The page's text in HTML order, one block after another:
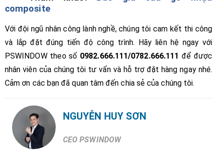
composite
Với đội ngũ nhân công lành nghề, chúng tôi cam kết thi công
và lắp đặt đúng tiến độ công trình. Hãy liên hệ ngay với
PSWINDOW theo số 0982.666.111/0782.666.111 để được
nhân viên của chúng tôi tư vấn và hỗ trợ đặt hàng ngay nhé.
Cảm ơn các bạn đã quan tâm đến chia sẻ của chúng tôi.
NGUYỄN HUY SƠN
CEO PSWINDOW